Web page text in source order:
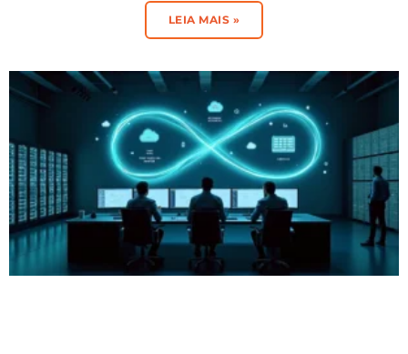
LEIA MAIS »